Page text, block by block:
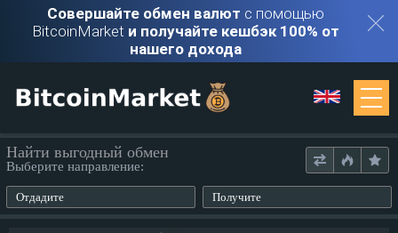
Совершайте обмен валют с помощью
BitcoinMarket и получайте кешбэк 100% от
нашего дохода
Обменники
Найти выгодный обмен
Выберите направление:
Отдадите Получите